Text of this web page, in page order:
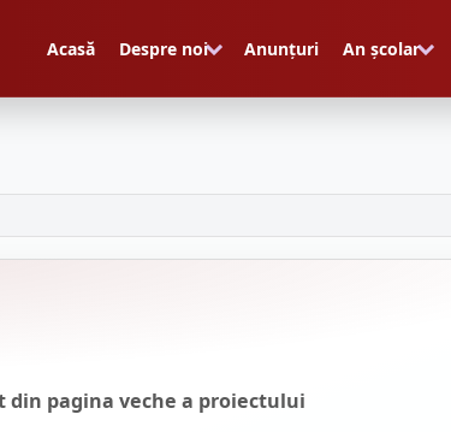
Acasă Despre noi Anunțuri An școlar
pagina veche a proiectului